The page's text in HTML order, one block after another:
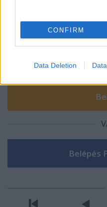
CONFIRM
Data Deletion
A hozzászóláshoz be